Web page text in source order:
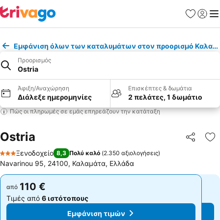
Εμφάνιση όλων των καταλυμάτων στον προορισμό
Προορισμός
Ostria
Άφιξη/Αναχώρηση
Διάλεξε ημερομηνίες
Επισκέπτες & δωμάτια
2 πελάτες, 1 δωμάτιο
Πώς οι πληρωμές σε εμάς επηρεάζουν την κατάταξη
Ostria
3 Αστέρια
Ξενοδοχείο 8,3 Πολύ καλό (2.350 αξιολογήσεις)
Navarinou 95, 24100, Καλαμάτα, Ελλάδα
από 110 €
Τιμές από 6 ιστότοπους
Εμφάνιση τιμών
από 110 €
Τιμές από 6 ιστότοπους
Εμφάνιση τιμών